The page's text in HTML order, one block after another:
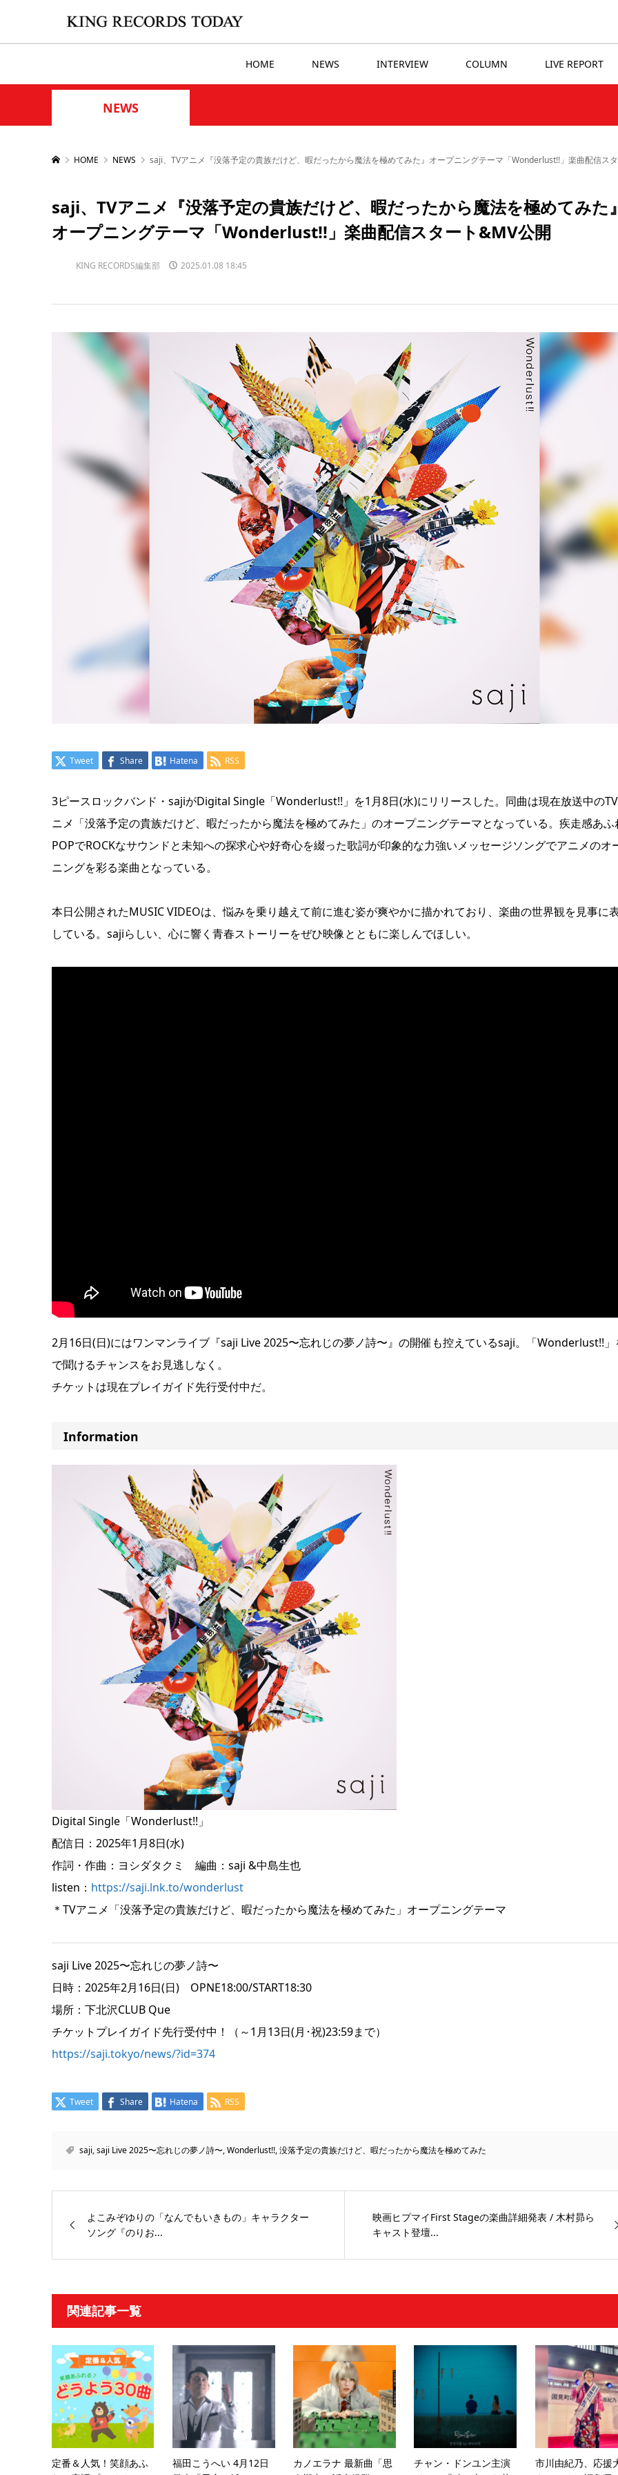
HOME NEWS INTERVIEW COLUMN LIVE REPORT
NEWS
HOME NEWS saji、TVアニメ『没落予定の貴族だけど、暇だったから魔法を極めてみた』オープニングテーマ「Wonderlust!!」楽曲配信ス
saji、TVアニメ『没落予定の貴族だけど、暇だったから魔法を極めてみた
オープニングテーマ「Wonderlust!!」楽曲配信スタート&MV公開
KING RECORDS編集部 2025.01.08 18:45
Tweet Share Hatena RSS
3ピースロックバンド・sajiがDigital Single「Wonderlust!!」を1月8日(水)にリリースした。同曲は現在放送中の
ニメ「没落予定の貴族だけど、暇だったから魔法を極めてみた」のオープニングテーマとなっている。疾走感あふ
POPでROCKなサウンドと未知への探求心や好奇心を綴った歌詞が印象的な力強いメッセージソングでアニメのオ
ニングを彩る楽曲となっている。
本日公開されたMUSIC VIDEOは、悩みを乗り越えて前に進む姿が爽やかに描かれており、楽曲の世界観を見事に
している。sajiらしい、心に響く青春ストーリーをぜひ映像とともに楽しんでほしい。
2月16日(日)にはワンマンライブ『saji Live 2025〜忘れじの夢ノ詩〜』の開催も控えているsaji。「Wonderlust!!」
で聞けるチャンスをお見逃しなく。
チケットは現在プレイガイド先行受付中だ。
Information
Digital Single「Wonderlust!!」
配信日：2025年1月8日(水)
作詞・作曲：ヨシダタクミ 編曲：saji &中島生也
listen： https://saji.lnk.to/wonderlust
＊TVアニメ「没落予定の貴族だけど、暇だったから魔法を極めてみた」オープニングテーマ
saji Live 2025〜忘れじの夢ノ詩〜
日時：2025年2月16日(日) OPNE18:00/START18:30
場所：下北沢CLUB Que
チケットプレイガイド先行受付中！（～1月13日(月･祝)23:59まで）
https://saji.tokyo/news/?id=374
Tweet Share Hatena RSS
saji,saji Live 2025〜忘れじの夢ノ詩〜,Wonderlust!!,没落予定の貴族だけど、暇だったから魔法を極めてみた
よこみぞゆりの「なんでもいきもの」キャラクター
ソング『のりお...
映画ヒプマイFirst Stageの楽曲詳細発表 / 木村昴ら
キャスト登壇...
関連記事一覧
定番＆人気！笑顔あふ
福田こうへい 4月12日
カノエラナ 最新曲「思
チャン・ドンユン主演
市川由紀乃、応援